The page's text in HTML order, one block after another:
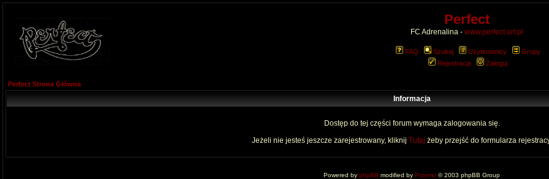
Perfect
FC Adrenalina - www.perfect.art.pl
FAQ Szukaj Użytkownicy
Grupy
Rejestracja
Zaloguj
Perfect Strona Główna
Informacja
Dostęp do tej części forum wymaga zalogowania się.
Jeżeli nie jesteś jeszcze zarejestrowany, kliknij Tutaj żeby przejść do formularza
Powered by phpBB modified by Przemo © 2003 phpBB Group